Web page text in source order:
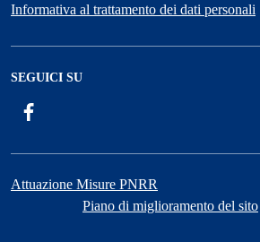
Informativa al trattamento dei dati personali
SEGUICI SU
Attuazione Misure PNRR
Piano di miglioramento del sito